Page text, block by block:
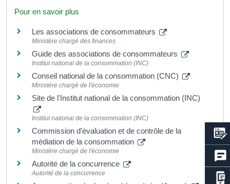
Pour en savoir plus
Les associations de consommateurs
Ministère chargé des finances
Guide des associations de consommateurs
Institut national de la consommation (INC)
Conseil national de la consommation (CNC)
Ministère chargé de l'économie
Site de l'Institut national de la consommation (INC)
Institut national de la consommation (INC)
Commission d'évaluation et de contrôle de la
médiation de la consommation
Ministère chargé de l'économie
Autorité de la concurrence
Autorité de la concurrence